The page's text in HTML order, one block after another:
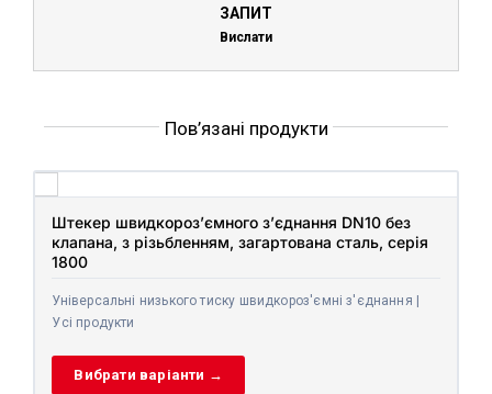
ЗАПИТ
Вислати
Пов’язані продукти
Штекер швидкороз’ємного з’єднання DN10 без
клапана, з різьбленням, загартована сталь, серія
1800
Універсальні низького тиску швидкороз'ємні з'єднання |
Усі продукти
Вибрати варіанти →